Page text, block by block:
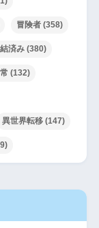
冒険者(358)
済み(380)
(132)
異世界転移(147)